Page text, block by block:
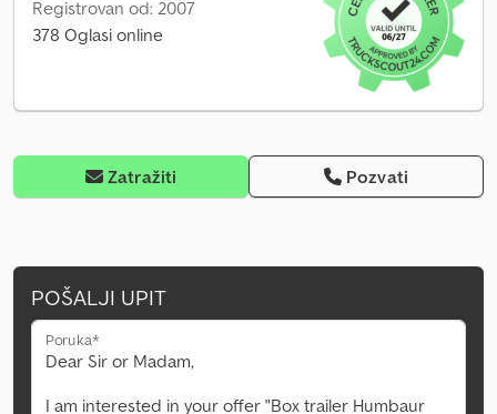
Registrovan od: 2007
378 Oglasi online
Zatražiti Pozvati
POŠALJI UPIT
Poruka*